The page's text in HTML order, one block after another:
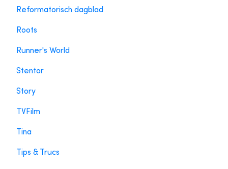
Reformatorisch dagblad
Roots
Runner's World
Stentor
Story
TVFilm
Tina
Tips & Trucs